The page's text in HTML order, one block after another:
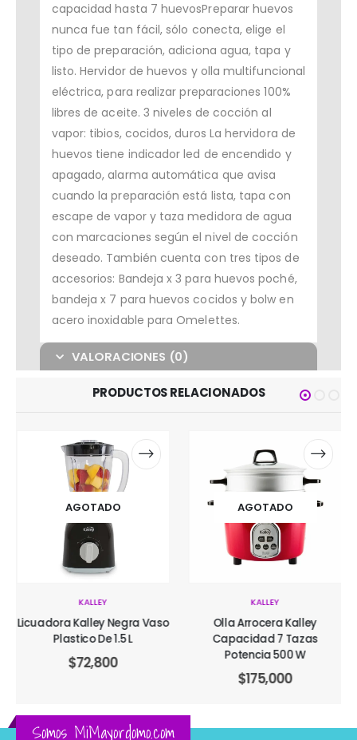
capacidad hasta 7 huevosPreparar huevos
nunca fue tan fácil, sólo conecta, elige el
tipo de preparación, adiciona agua, tapa y
listo. Hervidor de huevos y olla multifuncional
eléctrica, para realizar preparaciones 100%
libres de aceite. 3 niveles de cocción al
vapor: tibios, cocidos, duros La hervidora de
huevos tiene indicador led de encendido y
apagado, alarma automática que avisa
cuando la preparación está lista, tapa con
escape de vapor y taza medidora de agua
con marcaciones según el nivel de cocción
deseado. También cuenta con tres tipos de
accesorios: Bandeja x 3 para huevos poché,
bandeja x 7 para huevos cocidos y bolw en
acero inoxidable para Omelettes.
VALORACIONES (0)
PRODUCTOS RELACIONADOS
AGOTADO
KALLEY
Licuadora Kalley Negra Vaso
Plastico De 1.5 L
$72,800
AGOTADO
KALLEY
Olla Arrocera Kalley
Capacidad 7 Tazas
Potencia 500 W
$175,000
Somos MiMayordomo.com